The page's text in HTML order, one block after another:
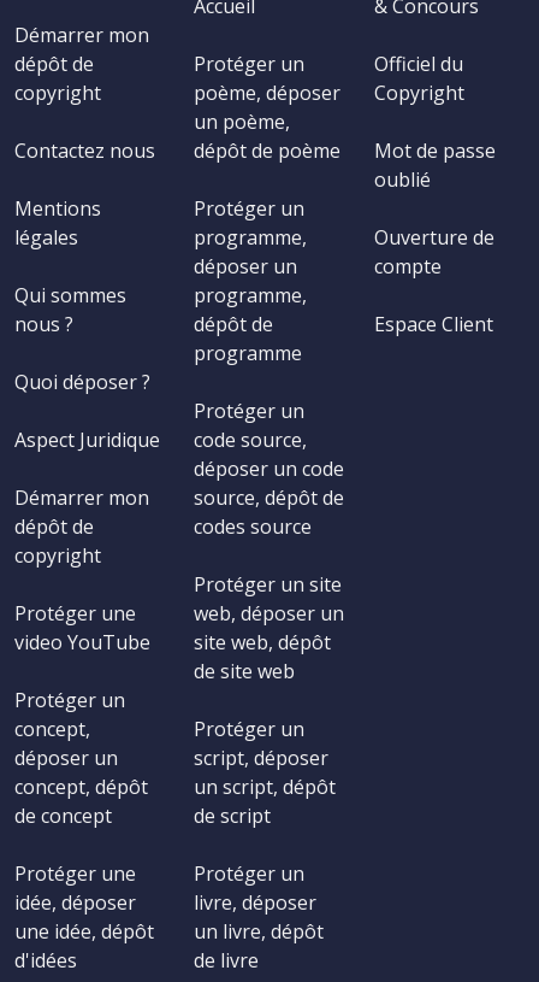
Démarrer mon
dépôt de
copyright
Contactez nous
Mentions
légales
Qui sommes
nous ?
Quoi déposer ?
Aspect Juridique
Démarrer mon
dépôt de
copyright
Protéger une
video YouTube
Protéger un
concept,
déposer un
concept, dépôt
de concept
Protéger une
idée, déposer
une idée, dépôt
d'idées
Accueil
Protéger un
poème, déposer
un poème,
dépôt de poème
Protéger un
programme,
déposer un
programme,
dépôt de
programme
Protéger un
code source,
déposer un code
source, dépôt de
codes source
Protéger un site
web, déposer un
site web, dépôt
de site web
Protéger un
script, déposer
un script, dépôt
de script
Protéger un
livre, déposer
un livre, dépôt
de livre
& Concours
Officiel du
Copyright
Mot de passe
oublié
Ouverture de
compte
Espace Client